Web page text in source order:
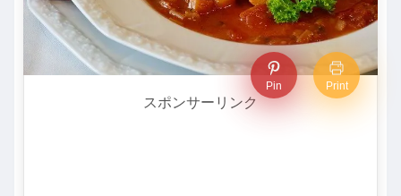
Pin Print
スポンサーリンク